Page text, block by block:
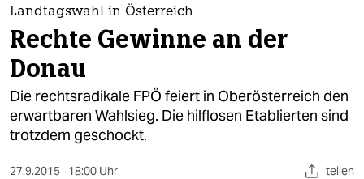
themen
politik
öko
gesellschaft
Landtagswahl in Österreich
Rechte Gewinne an der
Donau
Die rechtsradikale FPÖ feiert in Oberösterreich den
erwartbaren Wahlsieg. Die hilflosen Etablierten sind
trotzdem geschockt.
27.9.2015 18:00 Uhr teilen